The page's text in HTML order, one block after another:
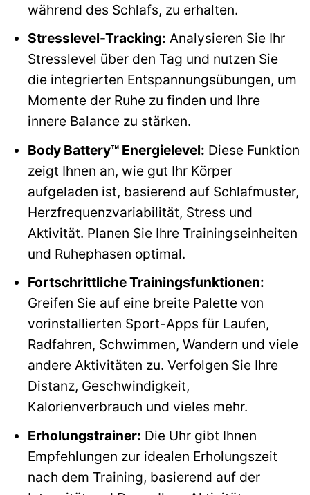
während des Schlafs, zu erhalten.
Stresslevel-Tracking: Analysieren Sie Ihr
Stresslevel über den Tag und nutzen Sie
die integrierten Entspannungsübungen, um
Momente der Ruhe zu finden und Ihre
innere Balance zu stärken.
Body Battery™ Energielevel: Diese Funktion
zeigt Ihnen an, wie gut Ihr Körper
aufgeladen ist, basierend auf Schlafmuster,
Herzfrequenzvariabilität, Stress und
Aktivität. Planen Sie Ihre Trainingseinheiten
und Ruhephasen optimal.
Fortschrittliche Trainingsfunktionen:
Greifen Sie auf eine breite Palette von
vorinstallierten Sport-Apps für Laufen,
Radfahren, Schwimmen, Wandern und viele
andere Aktivitäten zu. Verfolgen Sie Ihre
Distanz, Geschwindigkeit,
Kalorienverbrauch und vieles mehr.
Erholungstrainer: Die Uhr gibt Ihnen
Empfehlungen zur idealen Erholungszeit
nach dem Training, basierend auf der